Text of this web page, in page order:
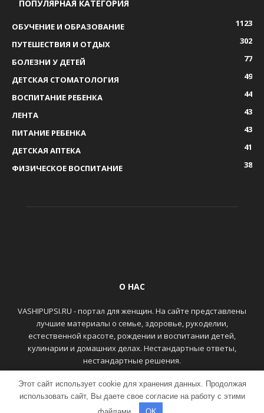
ПОПУЛЯРНАЯ КАТЕГОРИЯ
ОБУЧЕНИЕ И ОБРАЗОВАНИЕ
1123
ПУТЕШЕСТВИЯ И ОТДЫХ
302
БОЛЕЗНИ У ДЕТЕЙ
77
ДЕТСКАЯ СТОМАТОЛОГИЯ
49
ВОСПИТАНИЕ РЕБЕНКА
44
ЛЕНТА
43
ПИТАНИЕ РЕБЕНКА
43
ДЕТСКАЯ АПТЕКА
41
ФИЗИЧЕСКОЕ ВОСПИТАНИЕ
38
О НАС
VASHIPUPSI.RU - портал для женщин. На сайте представлены
лучшие материалы о семье, здоровье, рукоделии,
естественной красоте, рождении и воспитании детей,
кулинарии и домашних делах. Нестандартные ответы,
нестандартные решения.
ГЛАВНАЯ КОНТАКТЫ
Этот сайт использует cookie для хранения данных. Продолжая
использовать сайт, Вы даете свое согласие на работу с этими